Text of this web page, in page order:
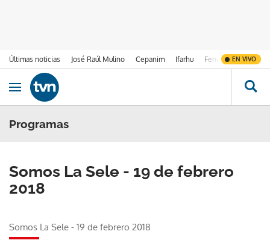
Últimas noticias José Raúl Mulino Cepanim Ifarhu Fenómeno de El
EN VIVO
Ir al contenido
Obrir navegació
Programas
Somos La Sele - 19 de febrero
2018
Somos La Sele - 19 de febrero 2018